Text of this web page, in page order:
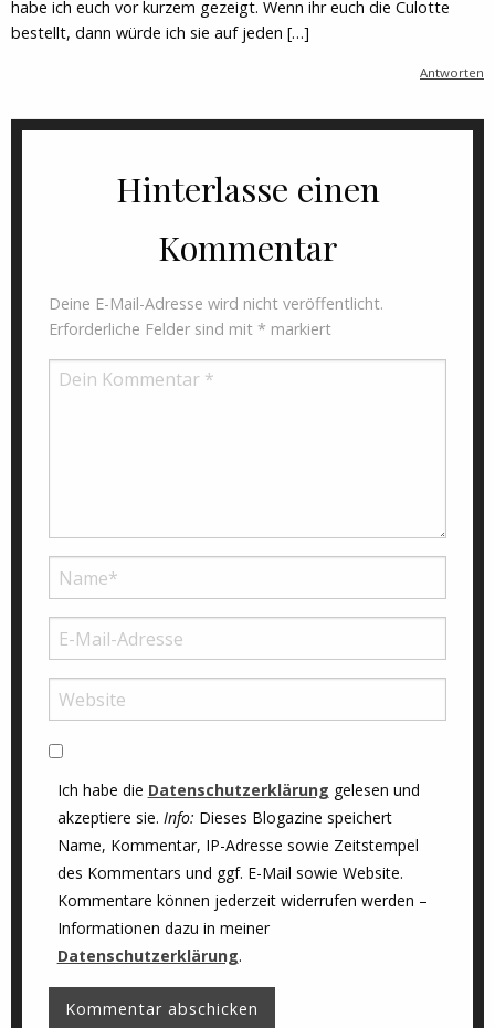
habe ich euch vor kurzem gezeigt. Wenn ihr euch die Culotte
bestellt, dann würde ich sie auf jeden […]
Antworten
Hinterlasse einen
Kommentar
Deine E-Mail-Adresse wird nicht veröffentlicht.
Erforderliche Felder sind mit * markiert
Ich habe die Datenschutzerklärung gelesen und
akzeptiere sie. Info: Dieses Blogazine speichert
Name, Kommentar, IP-Adresse sowie Zeitstempel
des Kommentars und ggf. E-Mail sowie Website.
Kommentare können jederzeit widerrufen werden –
Informationen dazu in meiner
Datenschutzerklärung.